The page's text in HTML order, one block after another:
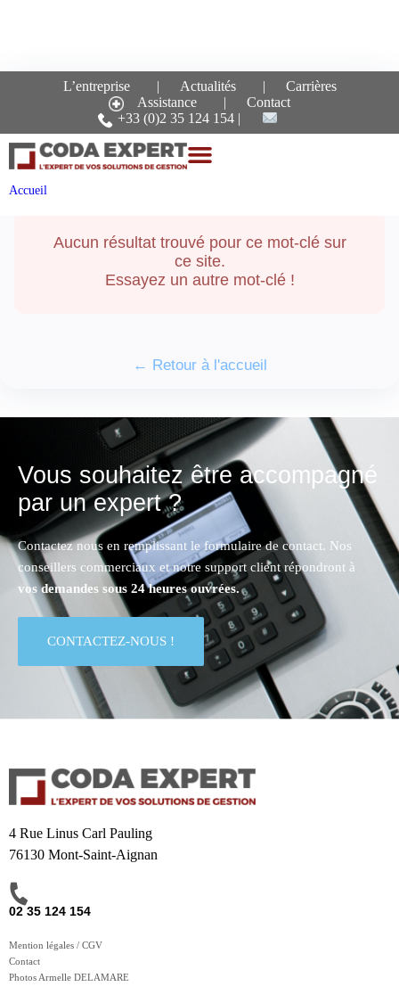
L’entreprise Actualités
Carrières
Assistance
Contact
+33 (0)2 35 124 154
Accueil
Recherche pour le mot-
clé : cloud
Aucun résultat trouvé pour ce mot-clé sur
ce site.
Essayez un autre mot-clé !
← Retour à l'accueil
Vous souhaitez être accompagné
par un expert ?
Contactez nous en remplissant le formulaire de contact. Nos
conseillers commerciaux et notre support client répondront à
vos demandes sous 24 heures ouvrées.
CONTACTEZ-NOUS !
4 Rue Linus Carl Pauling
76130 Mont-Saint-Aignan
02 35 124 154
Mention légales / CGV
Contact
Photos Armelle DELAMARE